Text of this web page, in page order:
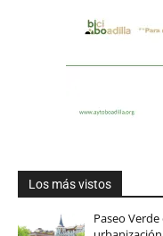
Los más vistos
Paseo